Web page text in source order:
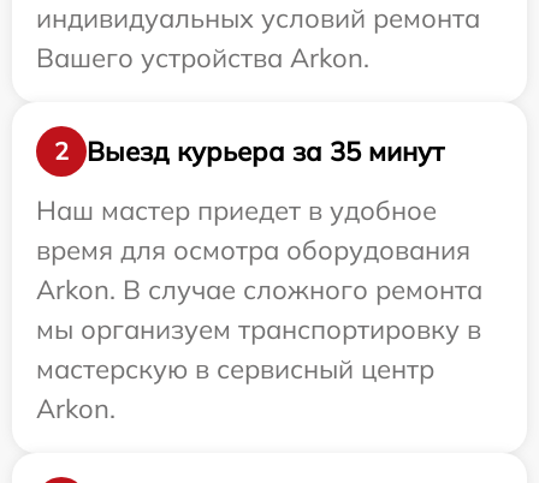
индивидуальных условий ремонта
Вашего устройства Arkon.
2
Выезд курьера за 35 минут
Наш мастер приедет в удобное
время для осмотра оборудования
Arkon. В случае сложного ремонта
мы организуем транспортировку в
мастерскую в сервисный центр
Arkon.